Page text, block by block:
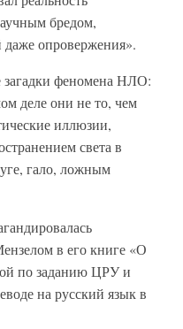
бредом,
опровержения».
загадки феномена НЛО:
деле они не то, чем
иллюзии,
света в
гало, ложным
в его книге «О
по заданию ЦРУ и
на русский язык в